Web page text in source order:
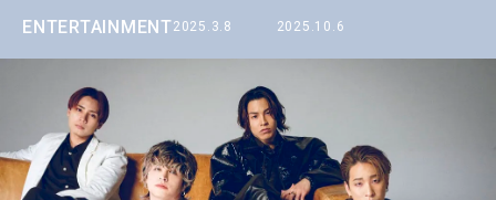
ENTERTAINMENT2025.3.8 2025.10.6